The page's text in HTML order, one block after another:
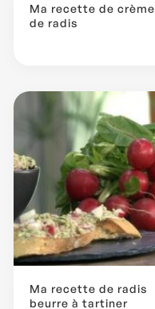
Ma recette de crème
de radis
Ma recette de radis
beurre à tartiner